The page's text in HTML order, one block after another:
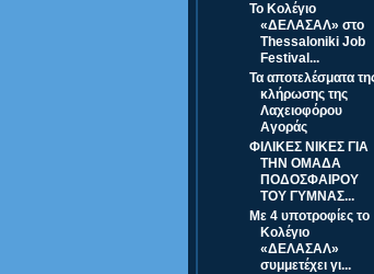
Το Κολέγιο
«ΔΕΛΑΣΑΛ» στο
Thessaloniki Job
Festival...
Τα αποτελέσματα
κλήρωσης της
Λαχειοφόρου
Αγοράς
ΦΙΛΙΚΕΣ ΝΙΚΕΣ ΓΙΑ
ΤΗΝ ΟΜΑΔΑ
ΠΟΔΟΣΦΑΙΡΟΥ
ΤΟΥ ΓΥΜΝΑΣ...
Με 4 υποτροφίες το
Κολέγιο
«ΔΕΛΑΣΑΛ»
συμμετέχει γι...